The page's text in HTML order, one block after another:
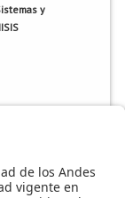
y
Oficina:
755